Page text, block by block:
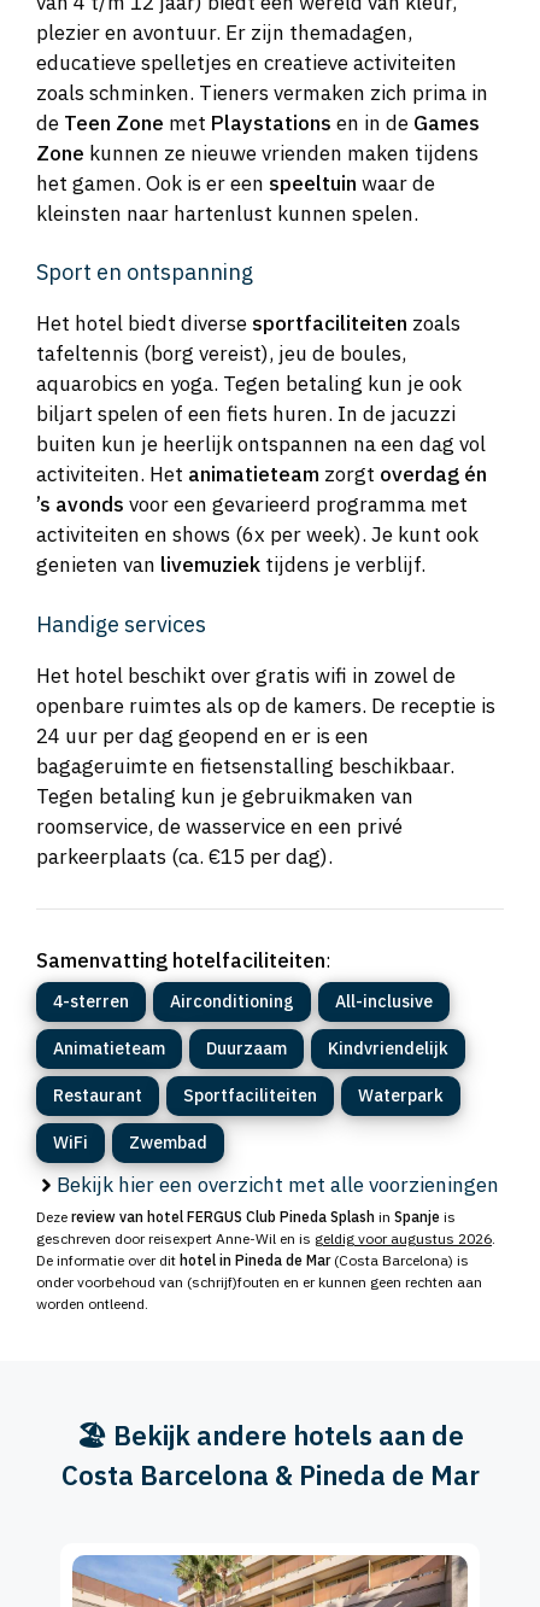
plezier en avontuur. Er zijn themadagen,
educatieve spelletjes en creatieve activiteiten
zoals schminken. Tieners vermaken zich prima in
de Teen Zone met Playstations en in de Games
Zone kunnen ze nieuwe vrienden maken tijdens
het gamen. Ook is er een speeltuin waar de
kleinsten naar hartenlust kunnen spelen.
Sport en ontspanning
Het hotel biedt diverse sportfaciliteiten zoals
tafeltennis (borg vereist), jeu de boules,
aquarobics en yoga. Tegen betaling kun je ook
biljart spelen of een fiets huren. In de jacuzzi
buiten kun je heerlijk ontspannen na een dag vol
activiteiten. Het animatieteam zorgt overdag én
’s avonds voor een gevarieerd programma met
activiteiten en shows (6x per week). Je kunt ook
genieten van livemuziek tijdens je verblijf.
Handige services
Het hotel beschikt over gratis wifi in zowel de
openbare ruimtes als op de kamers. De receptie is
24 uur per dag geopend en er is een
bagageruimte en fietsenstalling beschikbaar.
Tegen betaling kun je gebruikmaken van
roomservice, de wasservice en een privé
parkeerplaats (ca. €15 per dag).
Samenvatting hotelfaciliteiten:
4-sterren Airconditioning All-inclusive
Animatieteam Duurzaam Kindvriendelijk
Restaurant Sportfaciliteiten Waterpark
WiFi Zwembad
Bekijk hier een overzicht met alle voorzieningen
Deze review van hotel FERGUS Club Pineda Splash in Spanje is
geschreven door reisexpert Anne-Wil en is geldig voor augustus 2026
De informatie over dit hotel in Pineda de Mar(Costa Barcelona) is
onder voorbehoud van (schrijf)fouten en er kunnen geen rechten aan
worden ontleend.
🏖️ Bekijk andere hotels aan de
Costa Barcelona & Pineda de Mar